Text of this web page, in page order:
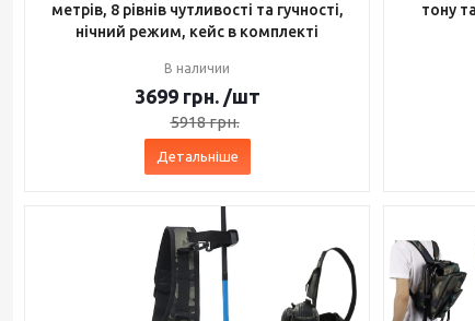
метрів, 8 рівнів чутливості та гучності,
нічний режим, кейс в комплекті
В наличии
3699 грн. /шт
5918грн.
Детальніше
тону